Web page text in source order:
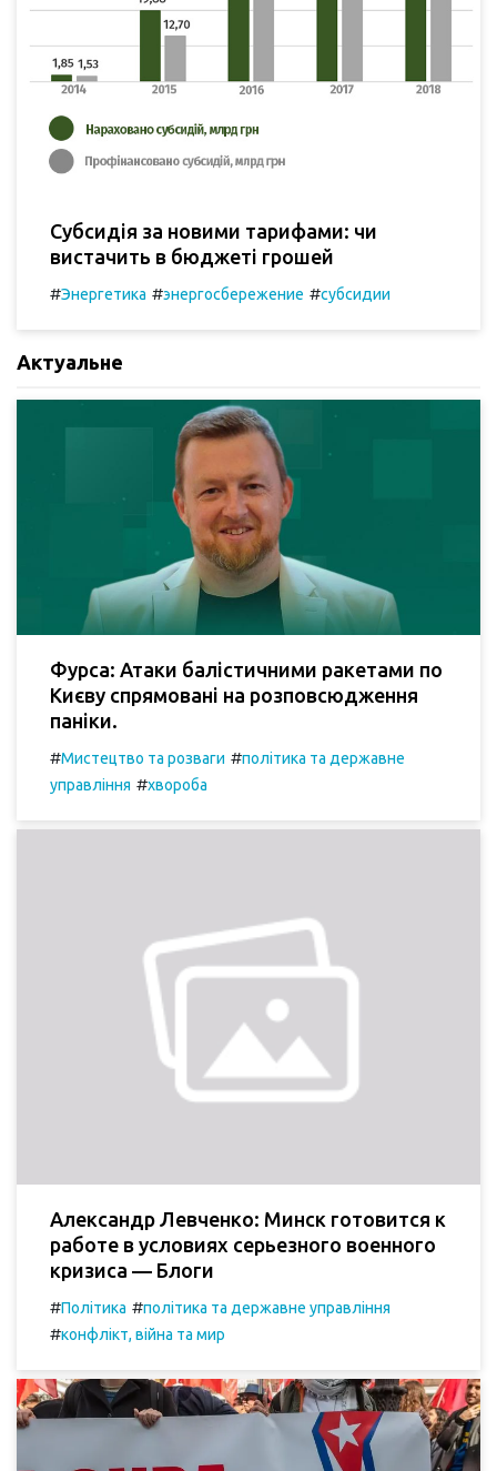
Субсидія за новими тарифами: чи
вистачить в бюджеті грошей
#Энергетика #энергосбережение #субсидии
Актуальне
Фурса: Атаки балістичними ракетами по
Києву спрямовані на розповсюдження
паніки.
#Мистецтво та розваги #політика та державне
управління #хвороба
Александр Левченко: Минск готовится к
работе в условиях серьезного военного
кризиса — Блоги
#Політика #політика та державне управління
#конфлікт, війна та мир